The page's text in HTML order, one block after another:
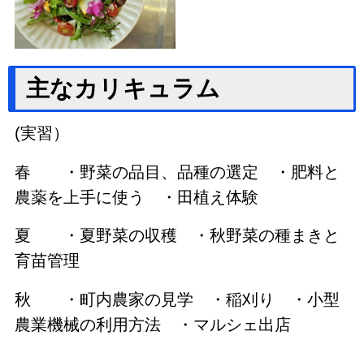
主なカリキュラム
(実習）
春 ・野菜の品目、品種の選定 ・肥料と
農薬を上手に使う ・田植え体験
夏 ・夏野菜の収穫 ・秋野菜の種まきと
育苗管理
秋 ・町内農家の見学 ・稲刈り ・小型
農業機械の利用方法 ・マルシェ出店